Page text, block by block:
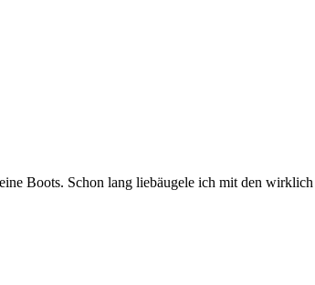
Boots. Schon lang liebäugele ich mit den